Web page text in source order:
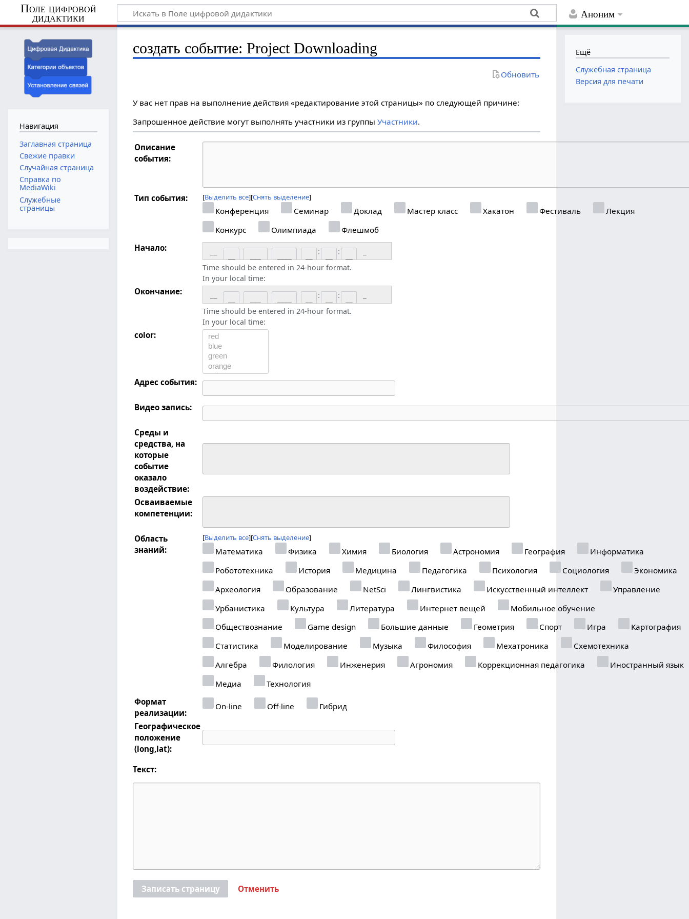
Аноним
Поле цифровой
дидактики
создать событие: Project Downloading
Обновить
У вас нет прав на выполнение действия «редактирование этой страницы» по следующей причине:
Запрошенное действие могут выполнять участники из группыУчастники.
Описание
события:
Тип события: Выделить все Снять выделение
Конференция Семинар Доклад Мастер класс Хакатон Фестиваль
Лекция
Конкурс
Олимпиада
Флешмоб
Начало:
: :
Time should be entered in 24-hour format.
In your local time:
Окончание: : :
Time should be entered in 24-hour format.
In your local time:
color:
Адрес события:
Видео запись:
Среды и
средства, на
которые
событие
оказало
воздействие:
Осваиваемые
компетенции:
Область
знаний:
Выделить все Снять выделение
Математика Физика Химия Биология Астрономия География
Информатика
Робототехника
История Медицина Педагогика Психология Социология
Экономика
Археология
Образование NetSci Лингвистика Искусственный интеллект
Управление
Урбанистика
Культура Литература Интернет вещей
Мобильное обучение
Обществознание
Game design Большие данные Геометрия Спорт Игра
Картография
Статистика
Моделирование Музыка Философия Мехатроника
Схемотехника
Алгебра
Филология Инженерия Агрономия Коррекционная педагогика
Иностранный язык
Медиа
Технология
Формат
реализации:
On-line Off-line
Гибрид
Географическое
положение
(long,lat):
Текст:
Записать страницу Отменить
Навигация
Заглавная страница
Свежие правки
Случайная страница
Справка по
MediaWiki
Служебные
страницы
Ещё
Служебная страница
Версия для печати